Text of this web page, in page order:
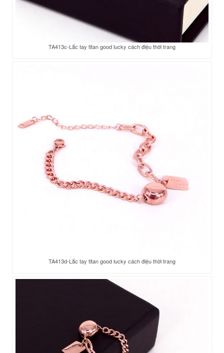
TA413c-Lắc tay titan good lucky cách điệu thời trang
TA413d-Lắc tay titan good lucky cách điệu thời trang